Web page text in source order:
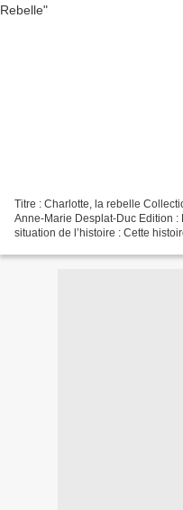
Titre : Charlotte, la rebelle
Anne-Marie Desplat-Duc Edition
situation de l’histoire : Cette